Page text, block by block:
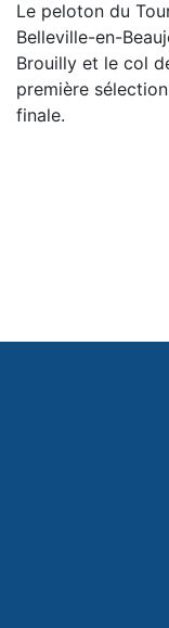
Le peloton du
Belleville-en-
Brouilly et le col
première
finale.